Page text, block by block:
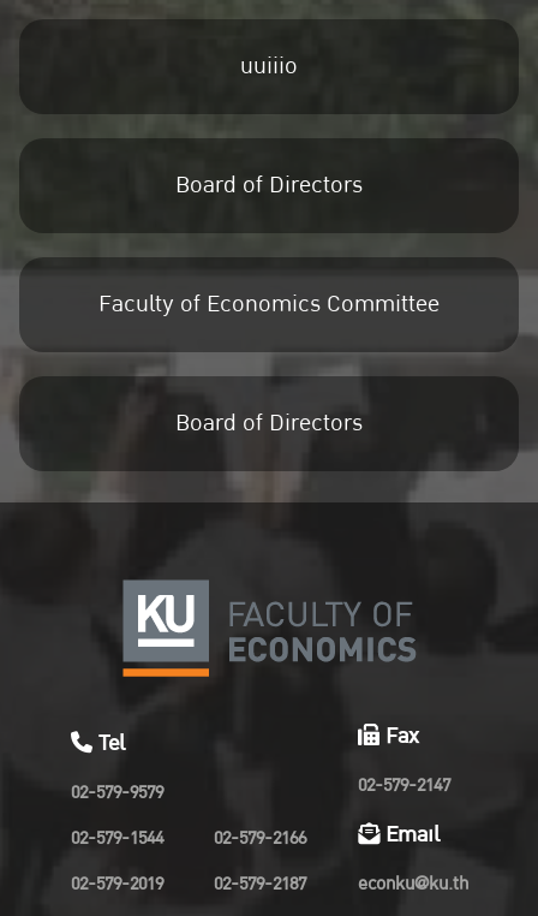
uuiiio
Board of Directors
Faculty of Economics Committee
Board of Directors
Tel
02-579-9579
02-579-1544
02-579-2019
02-579-2166
02-579-2187
Fax
02-579-2147
Email
econku@ku.th